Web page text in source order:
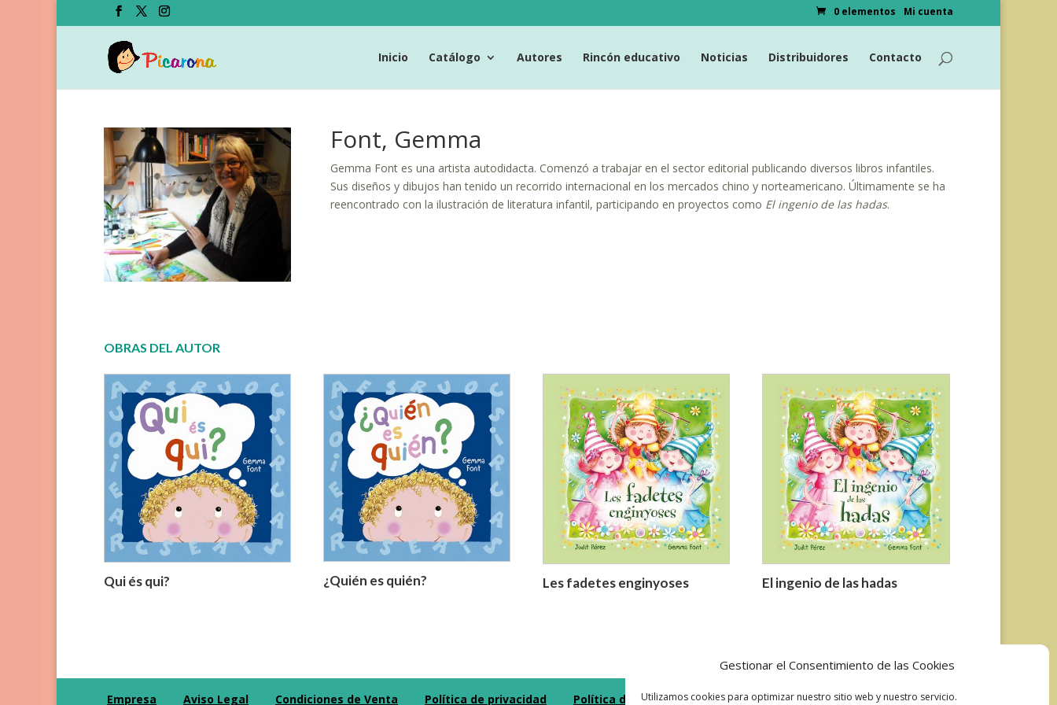
Gestionar el Consentimiento de las Cookies
Utilizamos cookies para optimizar nuestro sitio web y nuestro servicio.
Mi cuenta
0 elementos
Inicio Catálogo Autores Rincón educativo Noticias Distribuidores Contacto
Font, Gemma
Gemma Font es una artista autodidacta. Comenzó a trabajar en el sector editorial publicando diversos libros infantiles.
Sus diseños y dibujos han tenido un recorrido internacional en los mercados chino y norteamericano. Últimamente se ha
reencontrado con la ilustración de literatura infantil, participando en proyectos como El ingenio de las hadas.
OBRAS DEL AUTOR
Qui és qui? ¿Quién es quién? Les fadetes enginyoses El ingenio de las hadas
Empresa Aviso Legal Condiciones de Venta Política de privacidad Política de Cookies Development & Design by Ixole